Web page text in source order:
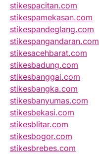
stikespacitan.com
stikespamekasan.com
stikespandeglang.com
stikespangandaran.com
stikesacehbarat.com
stikesbadung.com
stikesbanggai.com
stikesbangka.com
stikesbanyumas.com
stikesbekasi.com
stikesblitar.com
stikesbogor.com
stikesbrebes.com